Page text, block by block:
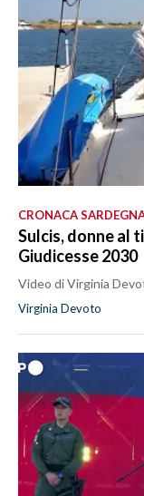
CRONACA
Sulcis, donne al
Giudicesse 2030
Video di Virginia
Virginia Devoto